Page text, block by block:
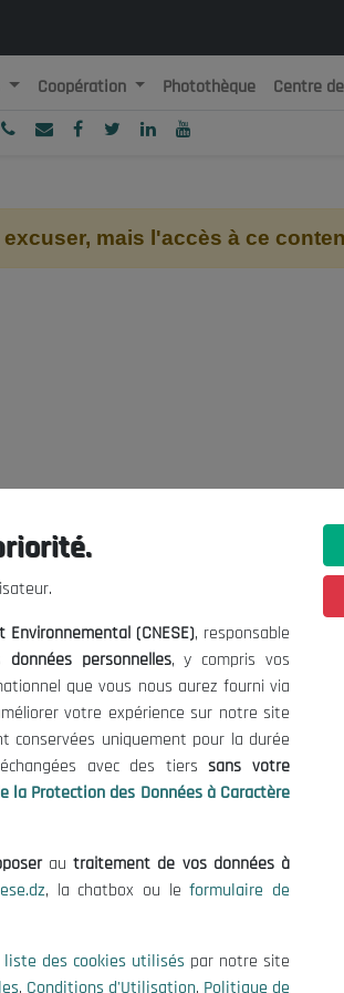
Démocratique et Populaire
Coopération Photothèque Centre
mais l'accès à ce
contact@cnese.dz
Suggestions ou Initiatives ?
Newsletter
Inscrivez-vous, soyez le premier à
nos dernières nouvelles.
Suivez-Nous!
Social et Environnemental
Environnemental (CNESE), responsable
données personnelles, y compris vos
que vous nous aurez fourni via
votre expérience sur notre site
conservées uniquement pour la durée
avec des tierssans votre
la Protection des Données à Caractère
autraitement de vos données à
, la chatbox ou leformulaire de
liste des cookies utilisés par notre site
, Conditions d'Utilisation, Politique de